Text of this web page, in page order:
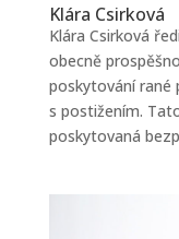
Klára Csirková
Klára Csirková
obecně
poskytování rané
s postižením.
poskytovaná